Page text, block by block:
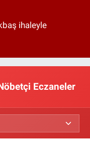
ihaleyle
Eczaneler